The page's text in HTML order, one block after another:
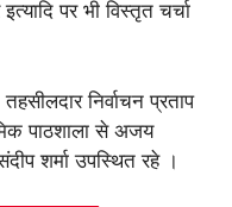
पर भी विस्तृत चर्चा
निर्वाचन प्रताप
पाठशाला से अजय
शर्मा उपस्थित रहे ।